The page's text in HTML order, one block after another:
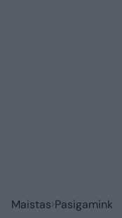
Maistas Pasigamink